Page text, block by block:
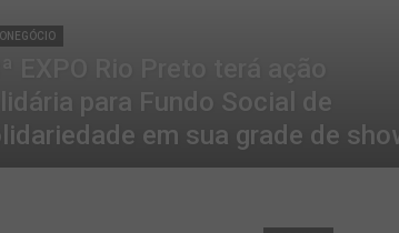
para Fundo Social de
em sua grade de